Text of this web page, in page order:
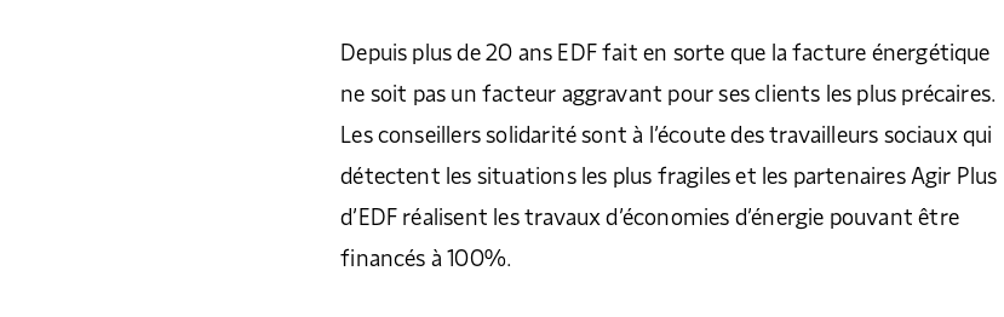
Depuis plus de 20 ans EDF fait en sorte que la facture énergétique
ne soit pas un facteur aggravant pour ses clients les plus précaires.
Les conseillers solidarité sont à l’écoute des travailleurs sociaux qui
détectent les situations les plus fragiles et les partenaires Agir Plus
d’EDF réalisent les travaux d’économies d’énergie pouvant être
financés à 100%.